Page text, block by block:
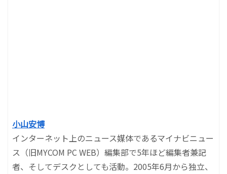
小山安博
インターネット上のニュース媒体であるマイナビニュー
ス（旧MYCOM PC WEB）編集部で5年ほど編集者兼記
者、そしてデスクとしても活動。2005年6月から独立、